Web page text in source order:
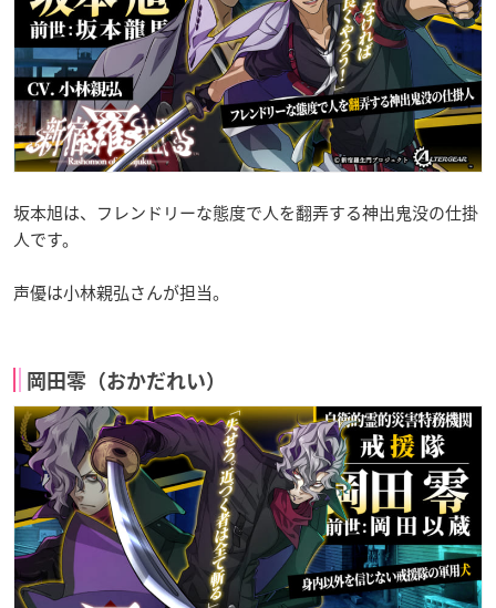
坂本旭は、フレンドリーな態度で人を翻弄する神出鬼没の仕掛
人です。
声優は小林親弘さんが担当。
岡田零（おかだれい）